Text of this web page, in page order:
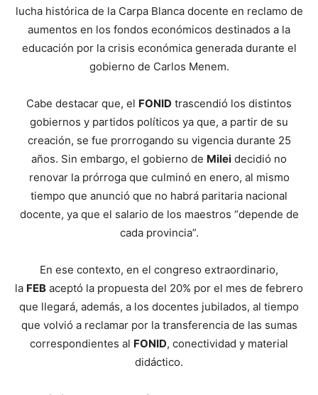
lucha histórica de la Carpa Blanca docente en reclamo de
aumentos en los fondos económicos destinados a la
educación por la crisis económica generada durante el
gobierno de Carlos Menem.
Cabe destacar que, el FONID trascendió los distintos
gobiernos y partidos políticos ya que, a partir de su
creación, se fue prorrogando su vigencia durante 25
años. Sin embargo, el gobierno de Milei decidió no
renovar la prórroga que culminó en enero, al mismo
tiempo que anunció que no habrá paritaria nacional
docente, ya que el salario de los maestros “depende de
cada provincia”.
En ese contexto, en el congreso extraordinario,
la FEB aceptó la propuesta del 20% por el mes de febrero
que llegará, además, a los docentes jubilados, al tiempo
que volvió a reclamar por la transferencia de las sumas
correspondientes al FONID, conectividad y material
didáctico.